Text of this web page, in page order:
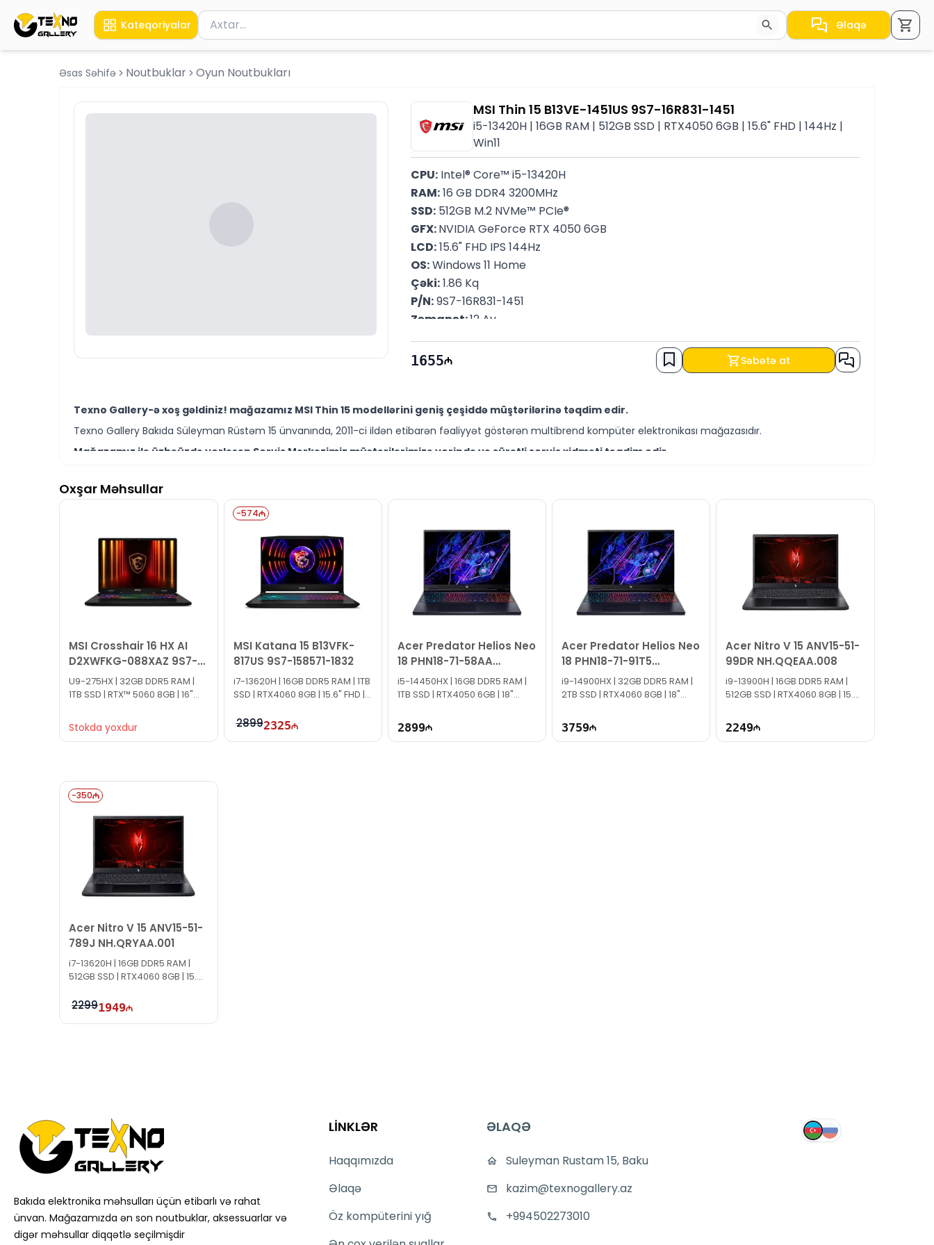
Kateqoriyalar Məhsul axtar
Axtarış üçün ən azı 2 simvol yazın. Göndərmək üçün Enter düyməsini basın və ya nəticələr arasında keçid etmək üçün ox
Əlaqə
Əsas Səhifə Noutbuklar Oyun Noutbukları
MSI Thin 15 B13VE-1451US 9S7-16R831-1451
i5-13420H | 16GB RAM | 512GB SSD | RTX4050 6GB | 15.6" FHD | 144Hz |
Win11
CPU: Intel® Core™ i5-13420H
RAM: 16 GB DDR4 3200MHz
SSD: 512GB M.2 NVMe™ PCIe®
GFX: NVIDIA GeForce RTX 4050 6GB
LCD: 15.6" FHD IPS 144Hz
OS: Windows 11 Home
Çəki: 1.86 Kq
P/N: 9S7-16R831-1451
Zəmanət: 12 Ay
1655 Səbətə at
Texno Gallery-ə xoş gəldiniz! mağazamız MSI Thin 15 modellərini geniş çeşiddə müştərilərinə təqdim edir.
Texno Gallery Bakıda Süleyman Rüstəm 15 ünvanında, 2011-ci ildən etibarən fəaliyyət göstərən multibrend kompüter elektronikası mağazasıdır.
Mağazamız ilə üzbəüzdə yerləşən Servis Mərkəzimiz müştərilərimizə yerində və sürətli servis xidməti təqdim edir.
MSI Thin 15 B13VE-1451US 9S7-16R831-1451 modelini Bakıda sərfəli qiymətə NƏĞD, KÖÇÜRMƏ həmçinin KREDİT şərtləri ilə əldə edə bilərsiniz.
Ünvanımız 28 Mall TM-dən 150 metr məsafədə yerləşir.
İstər MSI Thin 15 modelləri istərsə də digər brend məhsullarla bağlı suallarınızı saytımız vasitəsilə bizə yaza bilərsiniz.
Seçim etməkdə məsləhətə ehtiyacınız varsa təcrübəli mütəxəssislərimiz hər gün 10:00-19:00 saatlarında aktivdir.
MSI Thin 15 B13VE-1451US 9S7-16R831-1451 modeli ilə bağlı bütün suallarınızı saytımızın canlı dəstək xəttində cavablandırmağa hər daim hazırıq.
İş saatlarından kənar vaxtlarda əlaqə qurmaq üçün email ilə qeydiyyat edə və ya WhatsApp nömrəmizə mesaj göndərə bilərsiniz.
Oxşar Məhsullar
MSI Crosshair 16 HX AI
D2XWFKG-088XAZ 9S7-
15P421-088
U9-275HX | 32GB DDR5 RAM |
1TB SSD | RTX™ 5060 8GB | 16"
Stokda yoxdur
-574
MSI Katana 15 B13VFK-
817US 9S7-158571-1832
i7-13620H | 16GB DDR5 RAM | 1TB
SSD | RTX4060 8GB | 15.6" FHD |
28992325
Acer Predator Helios Neo
18 PHN18-71-58AA
NH.QS1ER.001
i5-14450HX | 16GB DDR5 RAM |
1TB SSD | RTX4050 6GB | 18"
2899
Acer Predator Helios Neo
18 PHN18-71-91T5
NH.QS0ER.003
i9-14900HX | 32GB DDR5 RAM |
2TB SSD | RTX4060 8GB | 18"
3759
Acer Nitro V 15 ANV15-51-
99DR NH.QQEAA.008
i9-13900H | 16GB DDR5 RAM |
512GB SSD | RTX4060 8GB | 15.6"
2249
-350
Acer Nitro V 15 ANV15-51-
789J NH.QRYAA.001
i7-13620H | 16GB DDR5 RAM |
512GB SSD | RTX4060 8GB | 15.6"
22991949
Bakıda elektronika məhsulları üçün etibarlı və rahat
ünvan. Mağazamızda ən son noutbuklar, aksessuarlar və
digər məhsullar diqqətlə seçilmişdir
LİNKLƏR
Haqqımızda
Əlaqə
Öz kompüterini yığ
ƏLAQƏ
Suleyman Rustam 15, Baku
kazim@texnogallery.az
+994502273010